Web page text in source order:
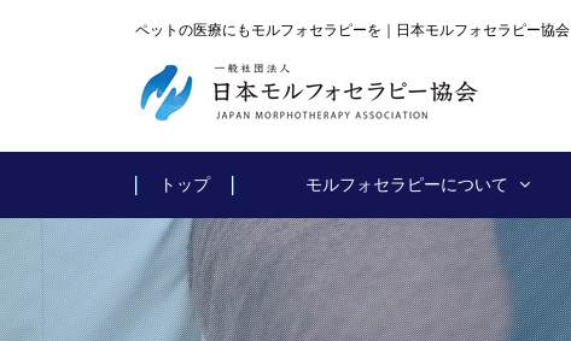
ペットの医療にもモルフォセラピーを｜日本モルフォセラピー協会
トップ モルフォセラピーについて